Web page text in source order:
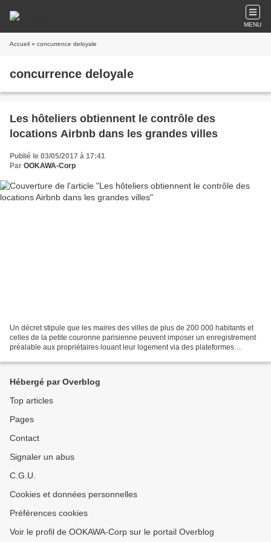
MENU
Accueil » concurrence deloyale
concurrence deloyale
Les hôteliers obtiennent le contrôle des
locations Airbnb dans les grandes villes
Publié le 03/05/2017 à 17:41
Par OOKAWA-Corp
Un décret stipule que les maires des villes de plus de 200 000 habitants et
celles de la petite couronne parisienne peuvent imposer un enregistrement
préalable aux propriétaires louant leur logement via des plateformes
Hébergé par Overblog
Top articles
Pages
Contact
Signaler un abus
C.G.U.
Cookies et données personnelles
Préférences cookies
Voir le profil de OOKAWA-Corp sur le portail Overblog